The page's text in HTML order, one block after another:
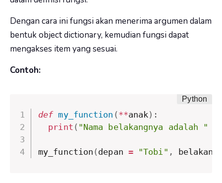
Dengan cara ini fungsi akan menerima argumen dalam
bentuk object dictionary, kemudian fungsi dapat
mengakses item yang sesuai.
Contoh:
def my_function ( **anak) :
print ( "Nama belakangnya adalah "
my_function ( depan = "Tobi" ,